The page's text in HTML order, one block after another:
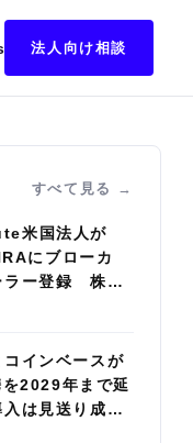
法人向け相談
スモデル構築へ
すべて見る
米国法人が
にブローカ
ラー登録 株式
の取引可能
インベースが
2029年まで延
は見送り成長